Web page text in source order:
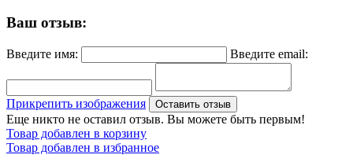
Ваш отзыв:
Введите имя: Введите email:
Прикрепить изображения Оставить отзыв
Еще никто не оставил отзыв. Вы можете быть первым!
Товар добавлен в корзину
Товар добавлен в избранное